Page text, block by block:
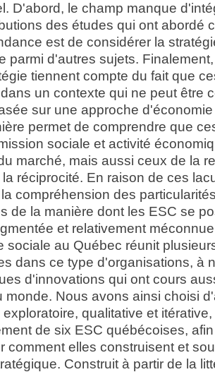
D'abord, le champ manque
des études qui ont abordé
est de considérer la
parmi d'autres sujets.
tiennent compte du fait que
un contexte qui ne peut être
sur une approche
permet de comprendre que
sociale et activité
marché, mais aussi ceux de la
réciprocité. En raison de ces
la compréhension des
de la manière dont les ESC se
et relativement
sociale au Québec réunit
dans ce type d'organisations, à
d'innovations qui ont cours
monde. Nous avons ainsi choisi
qualitative et
de six ESC québécoises,
comment elles construisent et
Construit à partir de la